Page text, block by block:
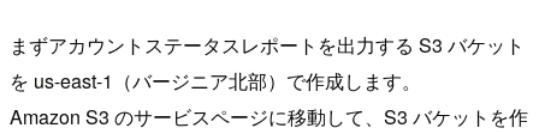
まずアカウントステータスレポートを出力する S3 バケット
を us-east-1（バージニア北部）で作成します。
Amazon S3 のサービスページに移動して、S3 バケットを作